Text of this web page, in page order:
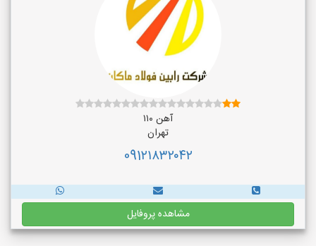
آهن ۱۱۰
تهران
091۲۱۸۳۲۰۴۲
مشاهده پروفایل